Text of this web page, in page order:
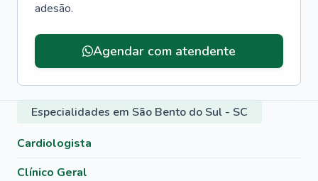
adesão.
Agendar com atendente
Especialidades em São Bento do Sul - SC
Cardiologista
Clínico Geral